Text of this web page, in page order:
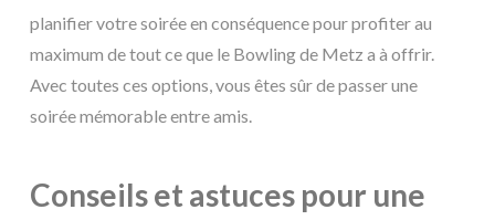
planifier votre soirée en conséquence pour profiter au
maximum de tout ce que le Bowling de Metz a à offrir.
Avec toutes ces options, vous êtes sûr de passer une
soirée mémorable entre amis.
Conseils et astuces pour une